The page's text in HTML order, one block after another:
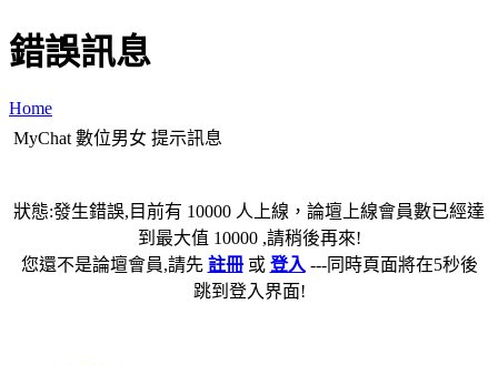
錯誤訊息
Home
MyChat 數位男女 提示訊息
狀態:發生錯誤,目前有 10000 人上線，論壇上線會員數已經達
到最大值 10000 ,請稍後再來!
您還不是論壇會員,請先 註冊或 登入 ---同時頁面將在5秒後
跳到登入界面!